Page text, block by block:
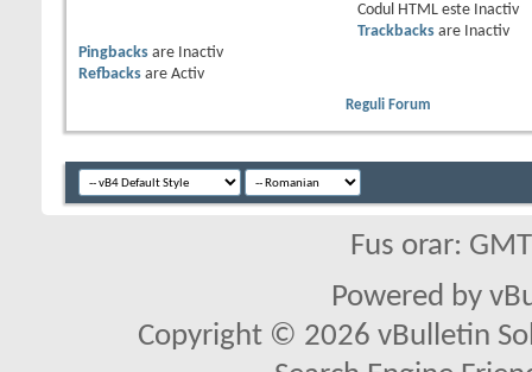
Codul HTML este
Inactiv
Trackbacksare
Inactiv
Pingbacks are
Inactiv
Refbacks are Activ
Reguli Forum
Fus orar:
Powered by
Copyright © 2026 vBulletin